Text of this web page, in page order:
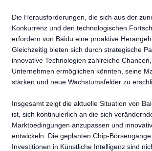
Die Herausforderungen, die sich aus der
Konkurrenz und den technologischen
erfordern von Baidu eine proaktive
Gleichzeitig bieten sich durch strategische
innovative Technologien zahlreiche
Unternehmen ermöglichen könnten, seine
stärken und neue Wachstumsfelder zu
Insgesamt zeigt die aktuelle Situation von
ist, sich kontinuierlich an die sich
Marktbedingungen anzupassen und
entwickeln. Die geplanten Chip-
Investitionen in Künstliche Intelligenz sind